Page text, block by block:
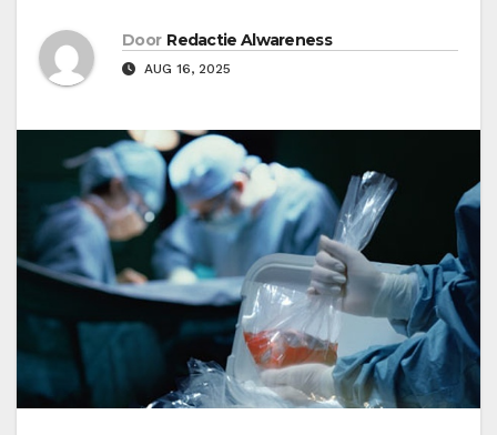
Door Redactie Alwareness
AUG 16, 2025